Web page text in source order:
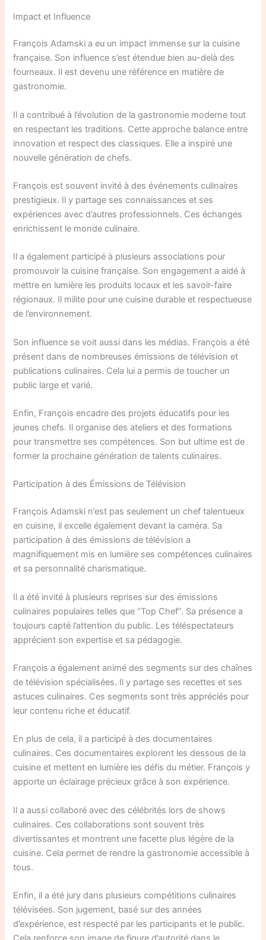
Impact et Influence
François Adamski a eu un impact immense sur la cuisine
française. Son influence s’est étendue bien au-delà des
fourneaux. Il est devenu une référence en matière de
gastronomie.
Il a contribué à l’évolution de la gastronomie moderne tout
en respectant les traditions. Cette approche balance entre
innovation et respect des classiques. Elle a inspiré une
nouvelle génération de chefs.
François est souvent invité à des événements culinaires
prestigieux. Il y partage ses connaissances et ses
expériences avec d’autres professionnels. Ces échanges
enrichissent le monde culinaire.
Il a également participé à plusieurs associations pour
promouvoir la cuisine française. Son engagement a aidé à
mettre en lumière les produits locaux et les savoir-faire
régionaux. Il milite pour une cuisine durable et respectueuse
de l’environnement.
Son influence se voit aussi dans les médias. François a été
présent dans de nombreuses émissions de télévision et
publications culinaires. Cela lui a permis de toucher un
public large et varié.
Enfin, François encadre des projets éducatifs pour les
jeunes chefs. Il organise des ateliers et des formations
pour transmettre ses compétences. Son but ultime est de
former la prochaine génération de talents culinaires.
Participation à des Émissions de Télévision
François Adamski n’est pas seulement un chef talentueux
en cuisine, il excelle également devant la caméra. Sa
participation à des émissions de télévision a
magnifiquement mis en lumière ses compétences culinaires
et sa personnalité charismatique.
Il a été invité à plusieurs reprises sur des émissions
culinaires populaires telles que “Top Chef”. Sa présence a
toujours capté l’attention du public. Les téléspectateurs
apprécient son expertise et sa pédagogie.
François a également animé des segments sur des chaînes
de télévision spécialisées. Il y partage ses recettes et ses
astuces culinaires. Ces segments sont très appréciés pour
leur contenu riche et éducatif.
En plus de cela, il a participé à des documentaires
culinaires. Ces documentaires explorent les dessous de la
cuisine et mettent en lumière les défis du métier. François y
apporte un éclairage précieux grâce à son expérience.
Il a aussi collaboré avec des célébrités lors de shows
culinaires. Ces collaborations sont souvent très
divertissantes et montrent une facette plus légère de la
cuisine. Cela permet de rendre la gastronomie accessible à
tous.
Enfin, il a été jury dans plusieurs compétitions culinaires
télévisées. Son jugement, basé sur des années
d’expérience, est respecté par les participants et le public.